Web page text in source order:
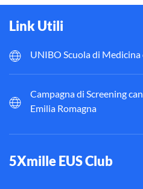
Link Utili
UNIBO Scuola di Medicina
Campagna di Screening
Emilia Romagna
5Xmille EUS Club